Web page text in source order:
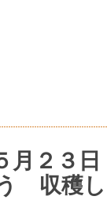
月２３日
収穫